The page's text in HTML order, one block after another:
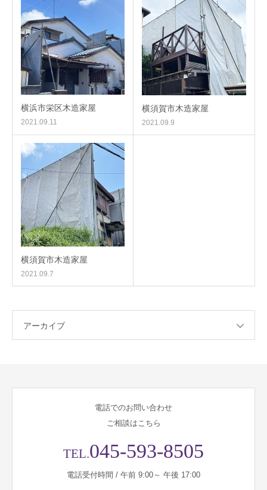
横浜市栄区木造家屋
2021.09.11
横須賀市木造家屋
2021.09.9
横須賀市木造家屋
2021.09.7
アーカイブ
電話でのお問い合わせ
ご相談はこちら
TEL.045-593-8505
電話受付時間 / 午前 9:00～ 午後 17:00